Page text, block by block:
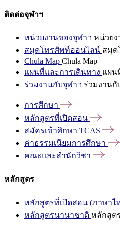
ติดต่อจุฬาฯ
หน่วยงานของจุฬาฯ หน่วยง
สมุดโทรศัพท์ออนไลน์ สมุด
Chula Map Chula Map
แผนที่และการเดินทาง แผน
ร่วมงานกับจุฬาฯ ร่วมงานกั
การศึกษา
หลักสูตรที่เปิดสอน
สมัครเข้าศึกษา TCAS
ค่าธรรมเนียมการศึกษา
คณะและสำนักวิชา
หลักสูตร
หลักสูตรที่เปิดสอน (ภาษาไ
หลักสูตรนานาชาติ หลักสูต